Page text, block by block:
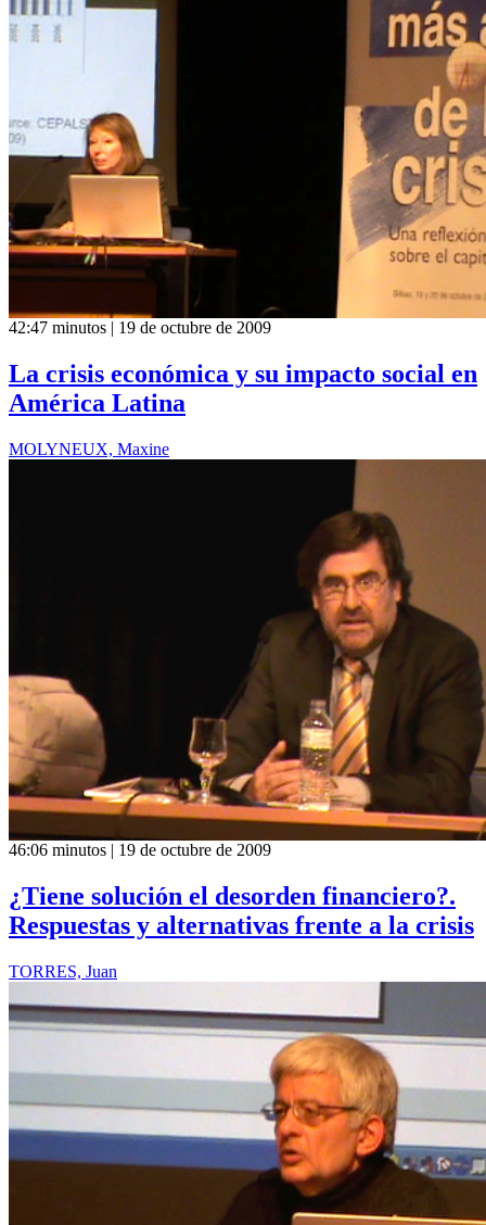
42:47 minutos | 19 de octubre de 2009
La crisis económica y su impacto social en
América Latina
MOLYNEUX, Maxine
46:06 minutos | 19 de octubre de 2009
¿Tiene solución el desorden financiero?.
Respuestas y alternativas frente a la crisis
TORRES, Juan